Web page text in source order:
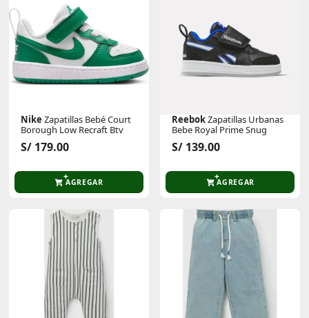
Nike Zapatillas Bebé Court
Borough Low Recraft Btv
S/ 179.00
AGREGAR
ReebokZapatillas Urbanas
Bebe Royal Prime Snug
S/ 139.00
AGREGAR